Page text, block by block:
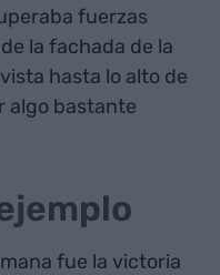
fuerzas
la fachada de la
hasta lo alto de
algo bastante
fue la victoria